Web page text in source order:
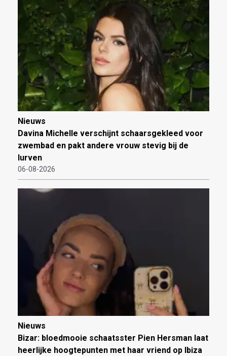
Nieuws
Davina Michelle verschijnt schaarsgekleed voor
zwembad en pakt andere vrouw stevig bij de
lurven
06-08-2026
Nieuws
Bizar: bloedmooie schaatsster Pien Hersman laat
heerlijke hoogtepunten met haar vriend op Ibiza